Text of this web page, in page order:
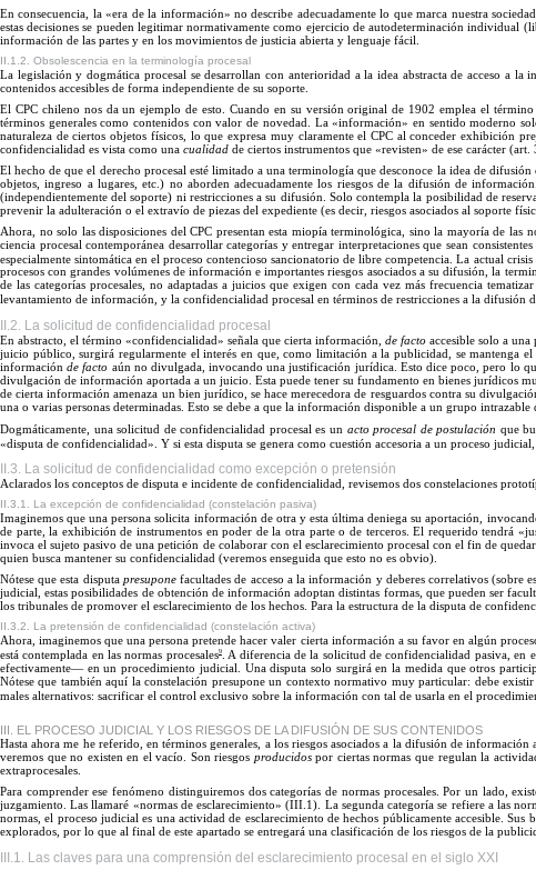
Enconsecuencia, la «era de la información»no describe adecuadamente lo que marca nuestra
estas decisiones se pueden legitimar normativamente como ejercicio de autodeterminación individual
información de las partes y en los movimientos de justicia abierta y lenguaje fácil.
II.1.2. Obsolescencia en la terminología procesal
La legislación y dogmática procesal se desarrollan con anterioridad a la idea abstracta de acceso a la
contenidos accesibles de forma independiente de su soporte.
El CPC chileno nos da un ejemplo de esto. Cuando en su versión original de 1902 emplea el
términos generales como contenidos con valor de novedad. La«información» en sentido moderno
naturaleza de ciertos objetos físicos, lo que expresa muy claramente el CPC al conceder exhibición
confidencialidad es vista como una cualidad de ciertos instrumentos que «revisten» de ese carácter
Elhecho de que el derecho procesal estélimitado a una terminología que desconoce la idea de difusión
objetos, ingreso a lugares, etc.) no aborden adecuadamente los riesgos de la difusión de
(independientemente del soporte) ni restricciones a su difusión. Solo contempla la posibilidad de
prevenir la adulteración o el extravío de piezas del expediente (es decir, riesgos asociados al soporte
Ahora, no solo las disposiciones del CPC presentan esta miopía terminológica, sino la mayoría de
ciencia procesal contemporánea desarrollar categorías y entregar interpretaciones que sean
especialmente sintomática en el proceso contencioso sancionatorio de libre competencia. La actual
procesos con grandes volúmenes de información e importantes riesgos asociados a su difusión, la
de las categorías procesales, no adaptadas a juicios que exigen con cada vez más frecuencia
levantamiento de información, y la confidencialidad procesal en términos de restricciones a la difusión
II.2. La solicitud de confidencialidad procesal
En abstracto, el término «confidencialidad» señala que cierta información, de facto accesible solo a una
juicio público, surgirá regularmente el interés en que, como limitación a la publicidad, se mantenga
informaciónde facto aún no divulgada, invocando una justificación jurídica. Esto dice poco, pero lo
divulgación de información aportada a un juicio. Esta puede tener su fundamento en bienes jurídicos
de cierta información amenaza un bien jurídico, se hace merecedora de resguardos contra su
una o varias personas determinadas. Esto se debe a que la información disponible a un grupo intrazable
Dogmáticamente, una solicitud de confidencialidad procesal es un acto procesal de postulación que
«disputa de confidencialidad». Y si esta disputa se genera como cuestión accesoria a un proceso
II.3. La solicitud de confidencialidad como excepción o pretensión
Aclarados los conceptos de disputa e incidente de confidencialidad, revisemos dos constelaciones
II.3.1. La excepción de confidencialidad (constelación pasiva)
Imaginemos que una persona solicita información de otra y esta última deniega su aportación,
de parte, la exhibición de instrumentos en poder de la otra parte o de terceros.El requerido tendrá
invoca el sujeto pasivo de una petición de colaborar con el esclarecimiento procesal con el fin de
quien busca mantener su confidencialidad (veremos enseguida que esto no es obvio).
Nótese que esta disputa presuponefacultades de acceso a la información y deberes correlativos (sobre
judicial, estas posibilidades de obtención de información adoptan distintas formas, que pueden ser
los tribunales de promover el esclarecimiento de los hechos. Para la estructura de la disputa de
II.3.2. La pretensión de confidencialidad (constelación activa)
Ahora, imaginemos que una persona pretende hacer valer cierta información a su favor en algún
está contemplada en las normas procesales9. A diferencia de la solicitud de confidencialidad pasiva, en
efectivamente— en un procedimiento judicial. Una disputa solo surgirá en la medida que otros
Nótese que también aquí la constelación presupone un contexto normativo muy particular: debe
males alternativos: sacrificar el control exclusivo sobre la información con tal de usarla en el
III. EL PROCESO JUDICIAL Y LOS RIESGOS DE LA DIFUSIÓN DE SUS CONTENIDOS
Hasta ahora me he referido, en términos generales, a los riesgos asociados a la difusión de
veremos que no existen en el vacío. Sonriesgos producidospor ciertas normas que regulan la
extraprocesales.
Para comprender ese fenómeno distinguiremos dos categorías de normas procesales. Por un lado,
juzgamiento. Las llamaré «normas de esclarecimiento»(III.1). La segunda categoría se refiere a las
normas, el proceso judicial es una actividad de esclarecimiento de hechos públicamente accesible.
explorados, por lo que al final de este apartado se entregará una clasificación de los riesgos de la
III.1. Las claves para una comprensión del esclarecimiento procesal en el siglo XXI